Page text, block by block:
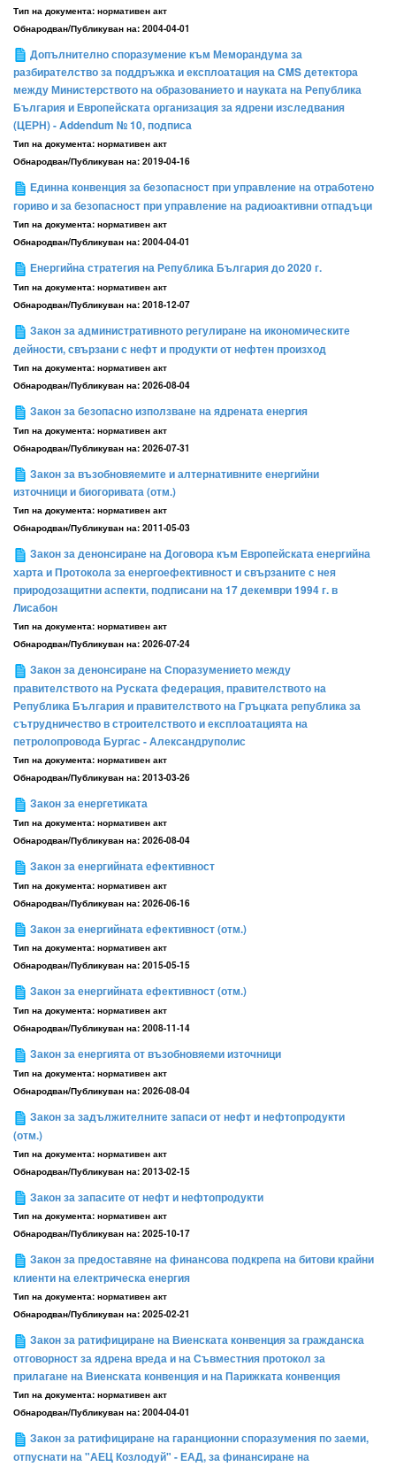
Тип на документа: нормативен акт
Обнародван/Публикуван на: 2004-04-01
Допълнително споразумение към Меморандума за
разбирателство за поддръжка и експлоатация на CMS детектора
между Министерството на образованието и науката на Република
България и Европейската организация за ядрени изследвания
(ЦЕРН) - Addendum № 10, подписа
Тип на документа: нормативен акт
Обнародван/Публикуван на: 2019-04-16
Единна конвенция за безопасност при управление на отработено
гориво и за безопасност при управление на радиоактивни отпадъци
Тип на документа: нормативен акт
Обнародван/Публикуван на: 2004-04-01
Енергийна стратегия на Република България до 2020 г.
Тип на документа: нормативен акт
Обнародван/Публикуван на: 2018-12-07
Закон за административното регулиране на икономическите
дейности, свързани с нефт и продукти от нефтен произход
Тип на документа: нормативен акт
Обнародван/Публикуван на: 2026-08-04
Закон за безопасно използване на ядрената енергия
Тип на документа: нормативен акт
Обнародван/Публикуван на: 2026-07-31
Закон за възобновяемите и алтернативните енергийни
източници и биогоривата (отм.)
Тип на документа: нормативен акт
Обнародван/Публикуван на: 2011-05-03
Закон за денонсиране на Договора към Европейската енергийна
харта и Протокола за енергоефективност и свързаните с нея
природозащитни аспекти, подписани на 17 декември 1994 г. в
Лисабон
Тип на документа: нормативен акт
Обнародван/Публикуван на: 2026-07-24
Закон за денонсиране на Споразумението между
правителството на Руската федерация, правителството на
Република България и правителството на Гръцката република за
сътрудничество в строителството и експлоатацията на
петролопровода Бургас - Александруполис
Тип на документа: нормативен акт
Обнародван/Публикуван на: 2013-03-26
Закон за енергетиката
Тип на документа: нормативен акт
Обнародван/Публикуван на: 2026-08-04
Закон за енергийната ефективност
Тип на документа: нормативен акт
Обнародван/Публикуван на: 2026-06-16
Закон за енергийната ефективност (отм.)
Тип на документа: нормативен акт
Обнародван/Публикуван на: 2015-05-15
Закон за енергийната ефективност (отм.)
Тип на документа: нормативен акт
Обнародван/Публикуван на: 2008-11-14
Закон за енергията от възобновяеми източници
Тип на документа: нормативен акт
Обнародван/Публикуван на: 2026-08-04
Закон за задължителните запаси от нефт и нефтопродукти
(отм.)
Тип на документа: нормативен акт
Обнародван/Публикуван на: 2013-02-15
Закон за запасите от нефт и нефтопродукти
Тип на документа: нормативен акт
Обнародван/Публикуван на: 2025-10-17
Закон за предоставяне на финансова подкрепа на битови крайни
клиенти на електрическа енергия
Тип на документа: нормативен акт
Обнародван/Публикуван на: 2025-02-21
Закон за ратифициране на Виенската конвенция за гражданска
отговорност за ядрена вреда и на Съвместния протокол за
прилагане на Виенската конвенция и на Парижката конвенция
Тип на документа: нормативен акт
Обнародван/Публикуван на: 2004-04-01
Закон за ратифициране на гаранционни споразумения по заеми,
отпуснати на "АЕЦ Козлодуй" - ЕАД, за финансиране на